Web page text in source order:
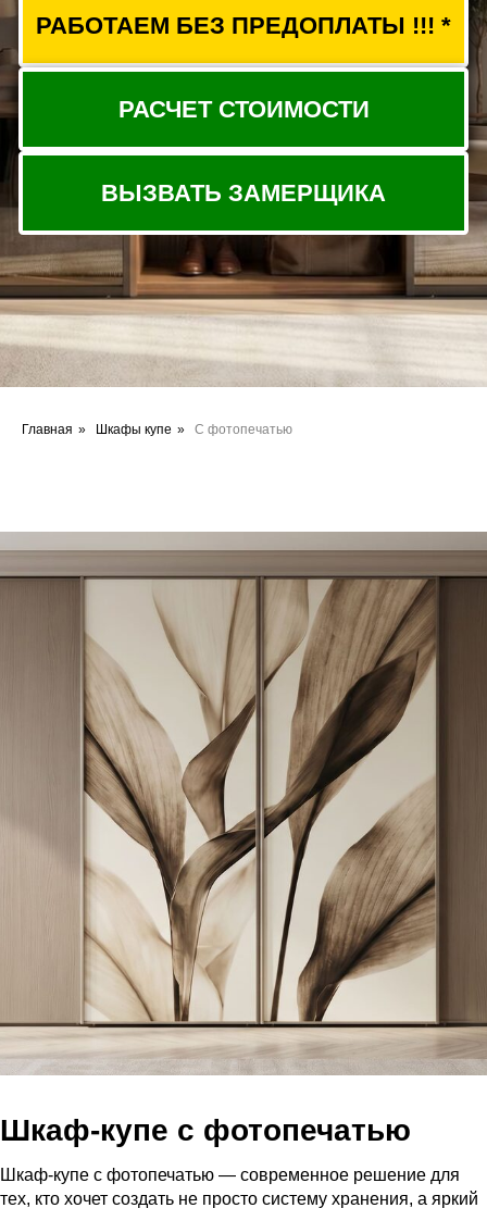
Главная » Шкафы купе » С фотопечатью
Шкаф-купе с фотопечатью
Шкаф-купе с фотопечатью — современное решение для
тех, кто хочет создать не просто систему хранения, а яркий